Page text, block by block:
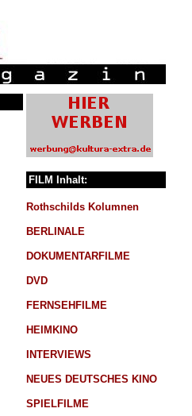
FILM Inhalt:
Rothschilds Kolumnen
BERLINALE
DOKUMENTARFILME
DVD
FERNSEHFILME
HEIMKINO
INTERVIEWS
NEUES DEUTSCHES KINO
SPIELFILME